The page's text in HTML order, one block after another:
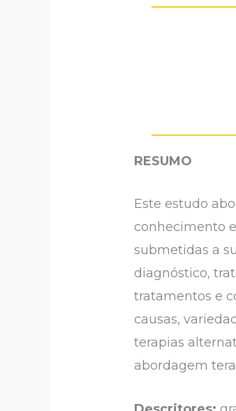
RESUMO
Este estudo
conhecimento
submetidas a
diagnóstico,
tratamentos e
causas,
terapias
abordagem